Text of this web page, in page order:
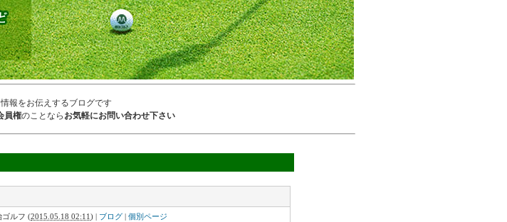
報をお伝えするブログです
員権のことなら お気軽にお問い合わせ下さい
ゴルフ (2015.05.18 02:11) | ブログ | 個別ページ